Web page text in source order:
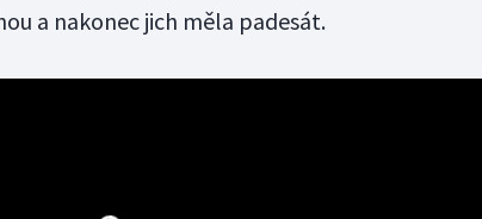
a nakonec jich měla padesát.